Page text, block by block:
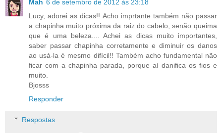
Mah 6 de setembro de 2012 às 23:18
Lucy, adorei as dicas!! Acho imprtante também não passar
a chapinha muito próxima da raiz do cabelo, senão queima
que é uma beleza.... Achei as dicas muito importantes,
saber passar chapinha corretamente e diminuir os danos
ao usá-la é mesmo difícil!! Também acho fundamental não
ficar com a chapinha parada, porque aí danifica os fios e
muito.
Bjosss
Responder
Respostas